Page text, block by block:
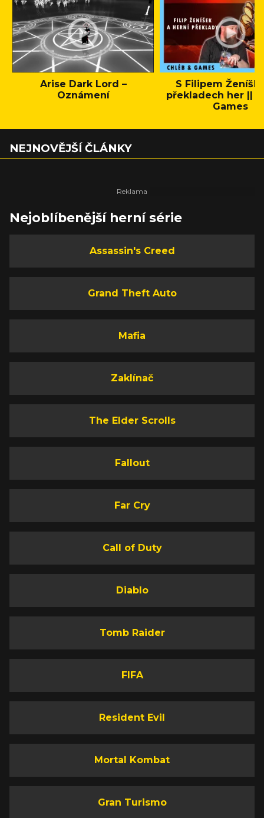
Arise Dark Lord –
Oznámení
S Filipem
překladech her ||
Games
NEJNOVĚJŠÍ ČLÁNKY
Nejoblíbenější herní série
Assassin's Creed
Grand Theft Auto
Mafia
Zaklínač
The Elder Scrolls
Fallout
Far Cry
Call of Duty
Diablo
Tomb Raider
FIFA
Resident Evil
Mortal Kombat
Gran Turismo